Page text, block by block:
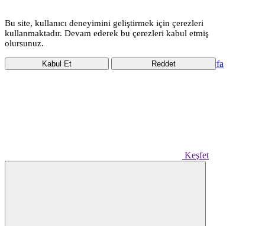
Ana Sayfa
Keşfet
Bu site, kullanıcı deneyimini geliştirmek için çerezleri
kullanmaktadır. Devam ederek bu çerezleri kabul etmiş
olursunuz.
Kabul Et Reddet